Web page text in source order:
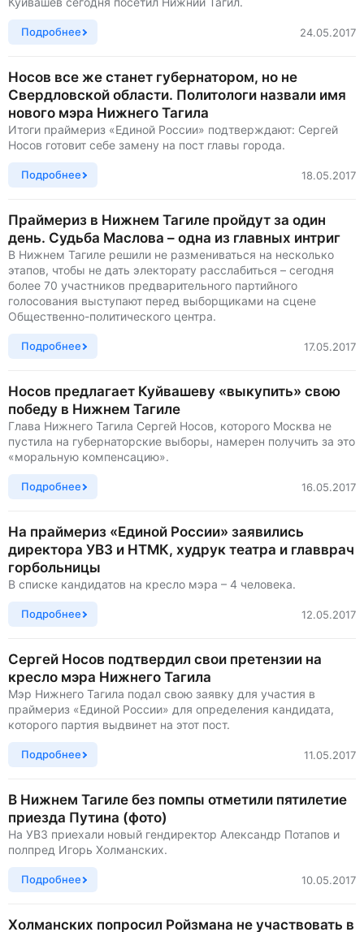
Подробнее 24.05.2017
Носов все же станет губернатором, но не
Свердловской области. Политологи назвали имя
нового мэра Нижнего Тагила
Итоги праймериз «Единой России» подтверждают: Сергей
Носов готовит себе замену на пост главы города.
Подробнее 18.05.2017
Праймериз в Нижнем Тагиле пройдут за один
день. Судьба Маслова – одна из главных интриг
В Нижнем Тагиле решили не размениваться на несколько
этапов, чтобы не дать электорату расслабиться – сегодня
более 70 участников предварительного партийного
голосования выступают перед выборщиками на сцене
Общественно-политического центра.
Подробнее 17.05.2017
Носов предлагает Куйвашеву «выкупить» свою
победу в Нижнем Тагиле
Глава Нижнего Тагила Сергей Носов, которого Москва не
пустила на губернаторские выборы, намерен получить за это
«моральную компенсацию».
Подробнее 16.05.2017
На праймериз «Единой России» заявились
директора УВЗ и НТМК, худрук театра и главврач
горбольницы
В списке кандидатов на кресло мэра – 4 человека.
Подробнее 12.05.2017
Сергей Носов подтвердил свои претензии на
кресло мэра Нижнего Тагила
Мэр Нижнего Тагила подал свою заявку для участия в
праймериз «Единой России» для определения кандидата,
которого партия выдвинет на этот пост.
Подробнее 11.05.2017
В Нижнем Тагиле без помпы отметили пятилетие
приезда Путина (фото)
На УВЗ приехали новый гендиректор Александр Потапов и
полпред Игорь Холманских.
Подробнее 10.05.2017
Холманских попросил Ройзмана не участвовать в